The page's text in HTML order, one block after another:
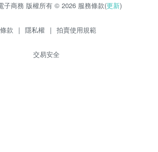
子商務 版權所有 © 2026 服務條款(更新)
款 | 隱私權 | 拍賣使用規範
交易安全